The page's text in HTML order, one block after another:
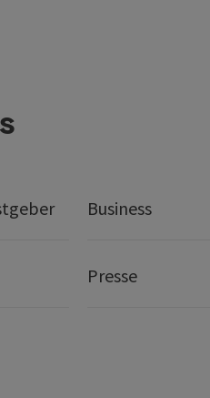
Business
Presse